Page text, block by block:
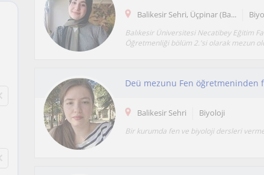
Balikesir Sehri, Üçpinar (Ba...
Balıkesir Üniversitesi Necatibey Eğitim
Öğretmenliği bölüm 2.'si olarak mezun
Deü mezunu Fen öğretmeninden
Balikesir Sehri Biyoloji
Bir kurumda fen ve biyoloji dersleri